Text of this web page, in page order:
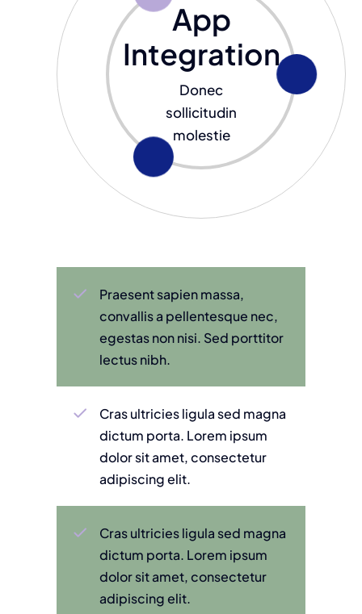
App
Integration
Donec
sollicitudin
molestie
Praesent sapien massa,
convallis a pellentesque nec,
egestas non nisi. Sed porttitor
lectus nibh.
Cras ultricies ligula sed magna
dictum porta. Lorem ipsum
dolor sit amet, consectetur
adipiscing elit.
Cras ultricies ligula sed magna
dictum porta. Lorem ipsum
dolor sit amet, consectetur
adipiscing elit.